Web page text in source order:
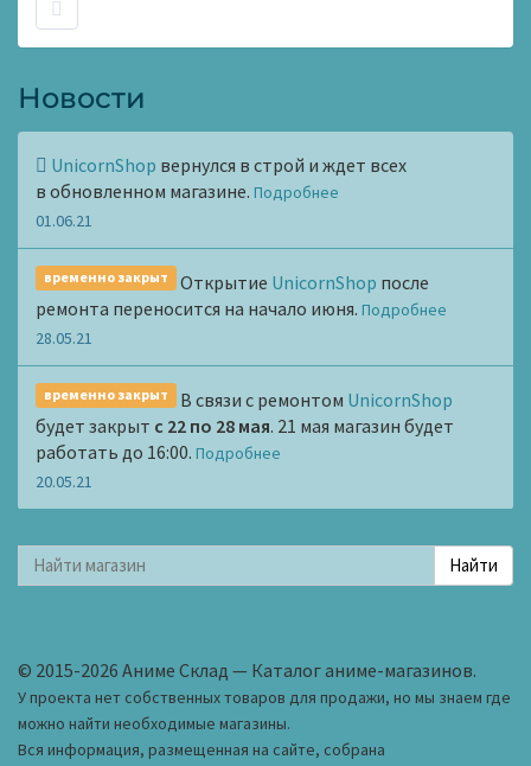
Новости
UnicornShop вернулся в строй и ждет всех
в обновленном магазине. Подробнее
01.06.21
временно закрыт Открытие UnicornShop после
ремонта переносится на начало июня. Подробнее
28.05.21
временно закрыт В связи с ремонтом UnicornShop
будет закрыт с 22 по 28 мая. 21 мая магазин будет
работать до 16:00. Подробнее
20.05.21
© 2015-2026 Аниме Склад — Каталог аниме-магазинов.
У проекта нет собственных товаров для продажи, но мы знаем где
можно найти необходимые магазины.
Вся информация, размещенная на сайте, собрана